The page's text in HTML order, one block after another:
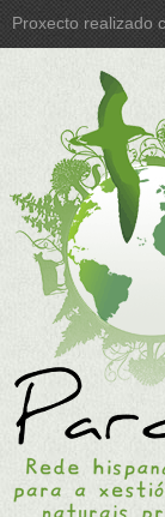
Proxecto realizado